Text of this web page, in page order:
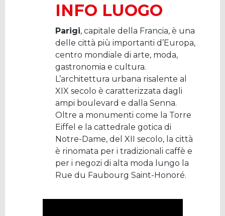
INFO LUOGO
Parigi, capitale della Francia, è una
delle città più importanti d’Europa,
centro mondiale di arte, moda,
gastronomia e cultura.
L’architettura urbana risalente al
XIX secolo è caratterizzata dagli
ampi boulevard e dalla Senna.
Oltre a monumenti come la Torre
Eiffel e la cattedrale gotica di
Notre-Dame, del XII secolo, la città
è rinomata per i tradizionali caffè e
per i negozi di alta moda lungo la
Rue du Faubourg Saint-Honoré.